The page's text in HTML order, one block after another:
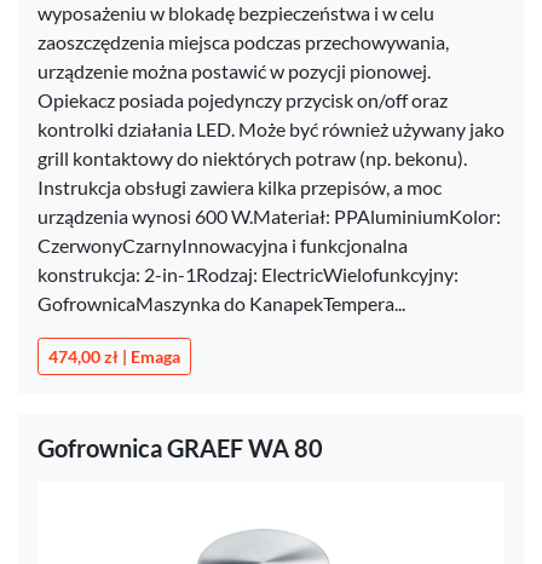
wyposażeniu w blokadę bezpieczeństwa i w celu
zaoszczędzenia miejsca podczas przechowywania,
urządzenie można postawić w pozycji pionowej.
Opiekacz posiada pojedynczy przycisk on/off oraz
kontrolki działania LED. Może być również używany jako
grill kontaktowy do niektórych potraw (np. bekonu).
Instrukcja obsługi zawiera kilka przepisów, a moc
urządzenia wynosi 600 W.Materiał: PPAluminiumKolor:
CzerwonyCzarnyInnowacyjna i funkcjonalna
konstrukcja: 2-in-1Rodzaj: ElectricWielofunkcyjny:
GofrownicaMaszynka do KanapekTempera...
474,00 zł | Emaga
Gofrownica GRAEF WA 80